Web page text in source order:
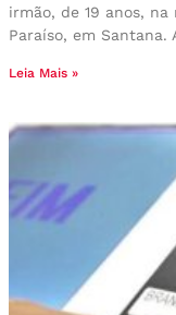
irmão, de 19 anos,
Paraíso, em Santana.
Leia Mais »